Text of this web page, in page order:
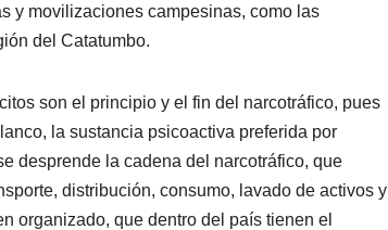
y movilizaciones campesinas, como las
del Catatumbo.
son el principio y el fin del narcotráfico, pues
la sustancia psicoactiva preferida por
desprende la cadena del narcotráfico, que
distribución, consumo, lavado de activos y
organizado, que dentro del país tienen el